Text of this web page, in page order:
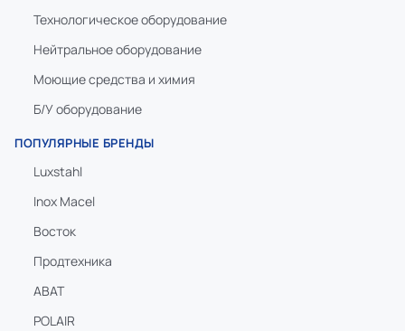
Технологическое оборудование
Нейтральное оборудование
Моющие средства и химия
Б/У оборудование
ПОПУЛЯРНЫЕ БРЕНДЫ
Luxstahl
Inox Macel
Восток
Продтехника
ABAT
POLAIR